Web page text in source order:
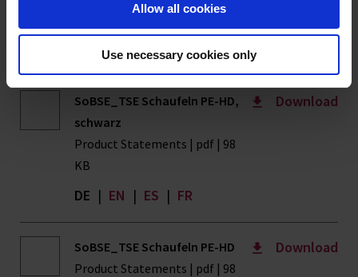
Allow all cookies
Use necessary cookies only
EN | ES | FR
SoBSE_TSE Schaufeln PE-HD,
schwarz
Product Statements | pdf | 98
KB
DE | EN | ES | FR
Download
SoBSE_TSE Schaufeln PE-HD
Product Statements | pdf | 98
Download